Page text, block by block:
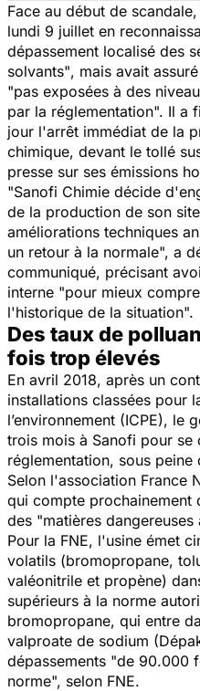
Face au début de
lundi 9 juillet en
dépassement localisé des
solvants", mais avait
"pas exposées à des
par la réglementation". Il a
jour l'arrêt immédiat de la
chimique, devant le tollé
presse sur ses émissions
"Sanofi Chimie décide
de la production de son
améliorations techniques
un retour à la normale", a
communiqué, précisant
interne "pour mieux
l'historique de la situation".
Des taux de
fois trop élevés
En avril 2018, après un
installations classées pour
l’environnement (ICPE), le
trois mois à Sanofi pour se
réglementation, sous
Selon l'association France
qui compte prochainement
des "matières
Pour la FNE, l'usine émet
volatils (bromopropane,
valéonitrile et propène)
supérieurs à la norme
bromopropane, qui entre
valproate de sodium
dépassements "de 90.000
norme", selon FNE.